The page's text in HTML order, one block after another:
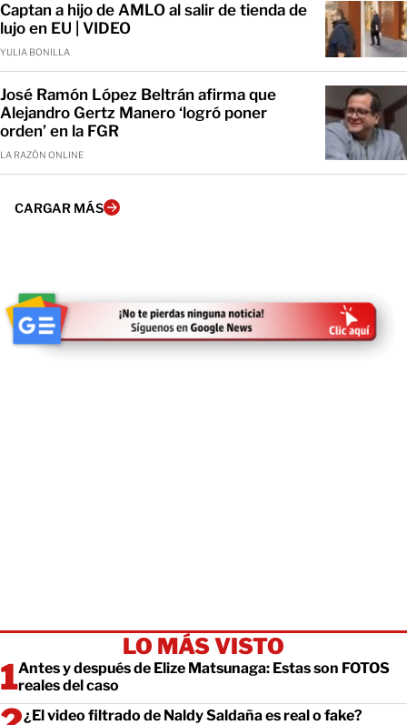
Captan a hijo de AMLO al salir de tienda de
lujo en EU | VIDEO
YULIA BONILLA
José Ramón López Beltrán afirma que
Alejandro Gertz Manero ‘logró poner
orden’ en la FGR
LA RAZÓN ONLINE
CARGAR MÁS
LO MÁS VISTO
Antes y después de Elize Matsunaga: Estas son FOTOS
reales del caso
¿El video filtrado de Naldy Saldaña es real o fake?